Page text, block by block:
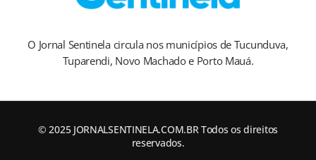
O Jornal Sentinela circula nos municípios de Tucunduva,
Tuparendi, Novo Machado e Porto Mauá.
© 2025 JORNALSENTINELA.COM.BR Todos os direitos
reservados.